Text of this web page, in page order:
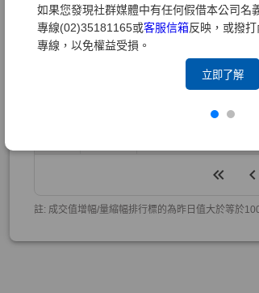
如果您發現社群媒體中有任何假借本公司名
專線(02)35181165或客服信箱反映，或撥
專線，以免權益受損。
立即了解